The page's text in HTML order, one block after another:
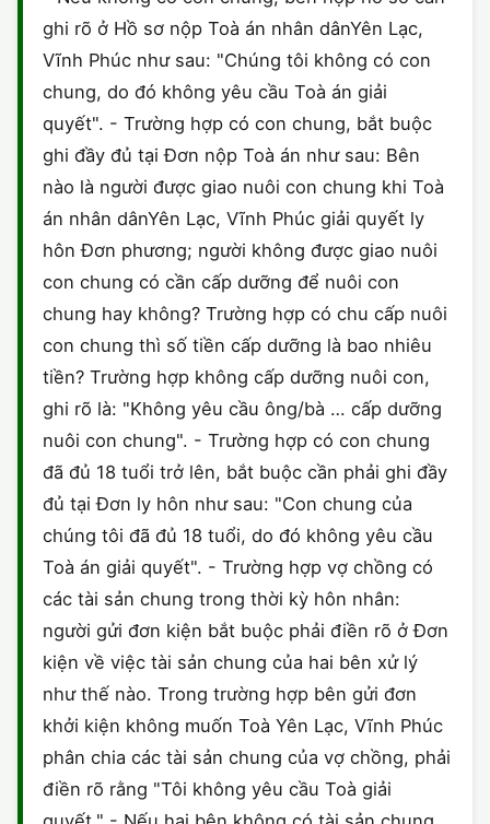
HÔN NHÂN VÀ GIA ĐÌNH
LAO ĐỘNG
SỞ HỮU TRÍ TUỆ
THUẾ - BẢO HIỂM
GIẤY PHÉP CON
HÌNH SỰ
HÔN NHÂN - GIA ĐÌNH
LAO ĐỘNG
SỞ HỮU TRÍ TUỆ
THỪA KẾ - DI CHÚC
THUẾ VÀ KẾ TOÁN
ĐĂNG KÝ XE
HÀNH CHÍNH
DOANH NGHIỆP
HỘ KINH DOANH
SỞ HỮU TRÍ TUỆ
TRÍCH LỤC HỘ TỊCH
CÔNG BỐ SẢN PHẨM
GIẤY PHÉP LAO ĐỘNG
CHỨNG NHẬN HACCP
ghi rõ ở Hồ sơ nộp Toà án nhân dânYên Lạc,
Vĩnh Phúc như sau: "Chúng tôi không có con
chung, do đó không yêu cầu Toà án giải
quyết". - Trường hợp có con chung, bắt buộc
ghi đầy đủ tại Đơn nộp Toà án như sau: Bên
nào là người được giao nuôi con chung khi Toà
án nhân dânYên Lạc, Vĩnh Phúc giải quyết ly
hôn Đơn phương; người không được giao nuôi
con chung có cần cấp dưỡng để nuôi con
chung hay không? Trường hợp có chu cấp nuôi
con chung thì số tiền cấp dưỡng là bao nhiêu
tiền? Trường hợp không cấp dưỡng nuôi con,
ghi rõ là: "Không yêu cầu ông/bà … cấp dưỡng
nuôi con chung". - Trường hợp có con chung
đã đủ 18 tuổi trở lên, bắt buộc cần phải ghi đầy
đủ tại Đơn ly hôn như sau: "Con chung của
chúng tôi đã đủ 18 tuổi, do đó không yêu cầu
Toà án giải quyết". - Trường hợp vợ chồng có
các tài sản chung trong thời kỳ hôn nhân:
người gửi đơn kiện bắt buộc phải điền rõ ở Đơn
kiện về việc tài sản chung của hai bên xử lý
như thế nào. Trong trường hợp bên gửi đơn
khởi kiện không muốn Toà Yên Lạc, Vĩnh Phúc
phân chia các tài sản chung của vợ chồng, phải
điền rõ rằng "Tôi không yêu cầu Toà giải